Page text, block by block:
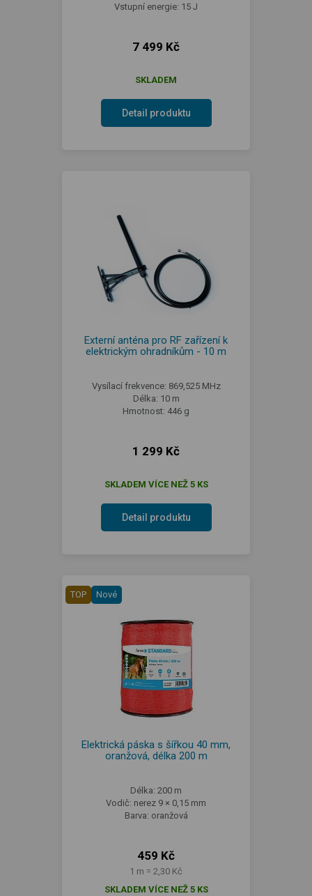
Vstupní energie: 15 J
7 499 Kč
SKLADEM
Detail produktu
Externí anténa pro RF zařízení k
elektrickým ohradníkům - 10 m
Vysílací frekvence: 869,525 MHz
Délka: 10 m
Hmotnost: 446 g
1 299 Kč
SKLADEM VÍCE NEŽ 5 KS
Detail produktu
TOP Nové
Elektrická páska s šířkou 40 mm,
oranžová, délka 200 m
Délka: 200 m
Vodič: nerez 9 × 0,15 mm
Barva: oranžová
459 Kč
1 m = 2,30 Kč
SKLADEM VÍCE NEŽ 5 KS